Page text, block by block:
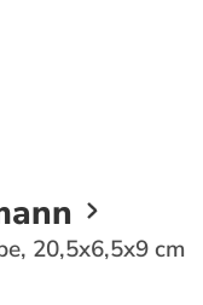
20,5x6,5x9 cm